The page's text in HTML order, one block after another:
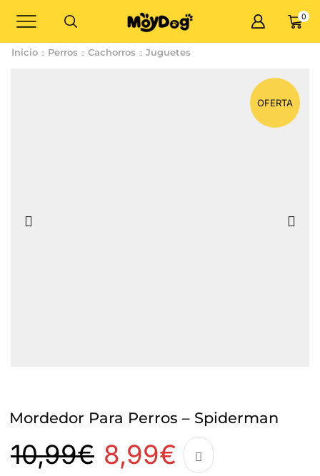
0
Inicio Perros Cachorros Juguetes
OFERTA
Mordedor Para Perros – Spiderman
10,99€ 8,99€